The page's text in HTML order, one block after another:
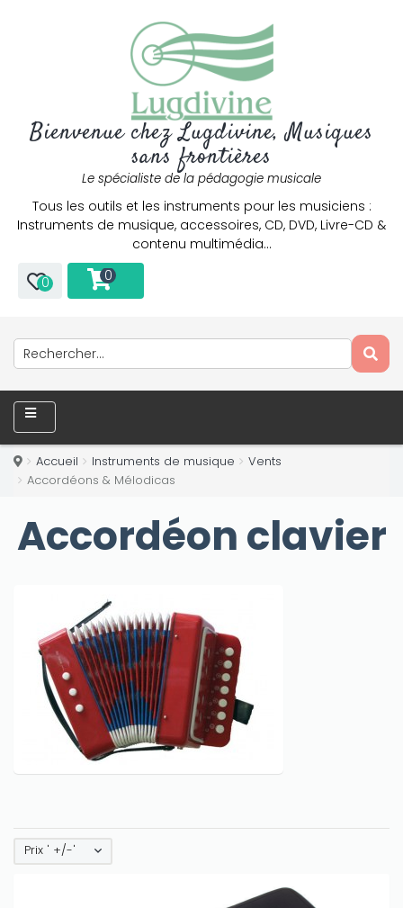
Bienvenue chez Lugdivine, Musiques
sans frontières
Le spécialiste de la pédagogie musicale
Tous les outils et les instruments pour les musiciens :
Instruments de musique, accessoires, CD, DVD, Livre-CD &
contenu multimédia…
0 0
Accueil Instruments de musique
Vents
Accordéons & Mélodicas
Accordéon clavier
Prix ' +/-'